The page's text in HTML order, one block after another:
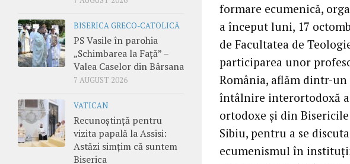
formare ecumenică,
a început luni, 17
de Facultatea de
participarea unor
România, aflăm dintr-
întâlnire interortodoxă
ortodoxe şi din
Sibiu, pentru a se
ecumenismul în
BISERICA GRECO-CATOLICĂ
PS Vasile în parohia
„Schimbarea la Față” –
Valea Caselor din Bârsana
7 AUGUST 2026
VATICAN
Recunoștință pentru
vizita papală la Assisi:
Astăzi simțim că suntem
Biserica